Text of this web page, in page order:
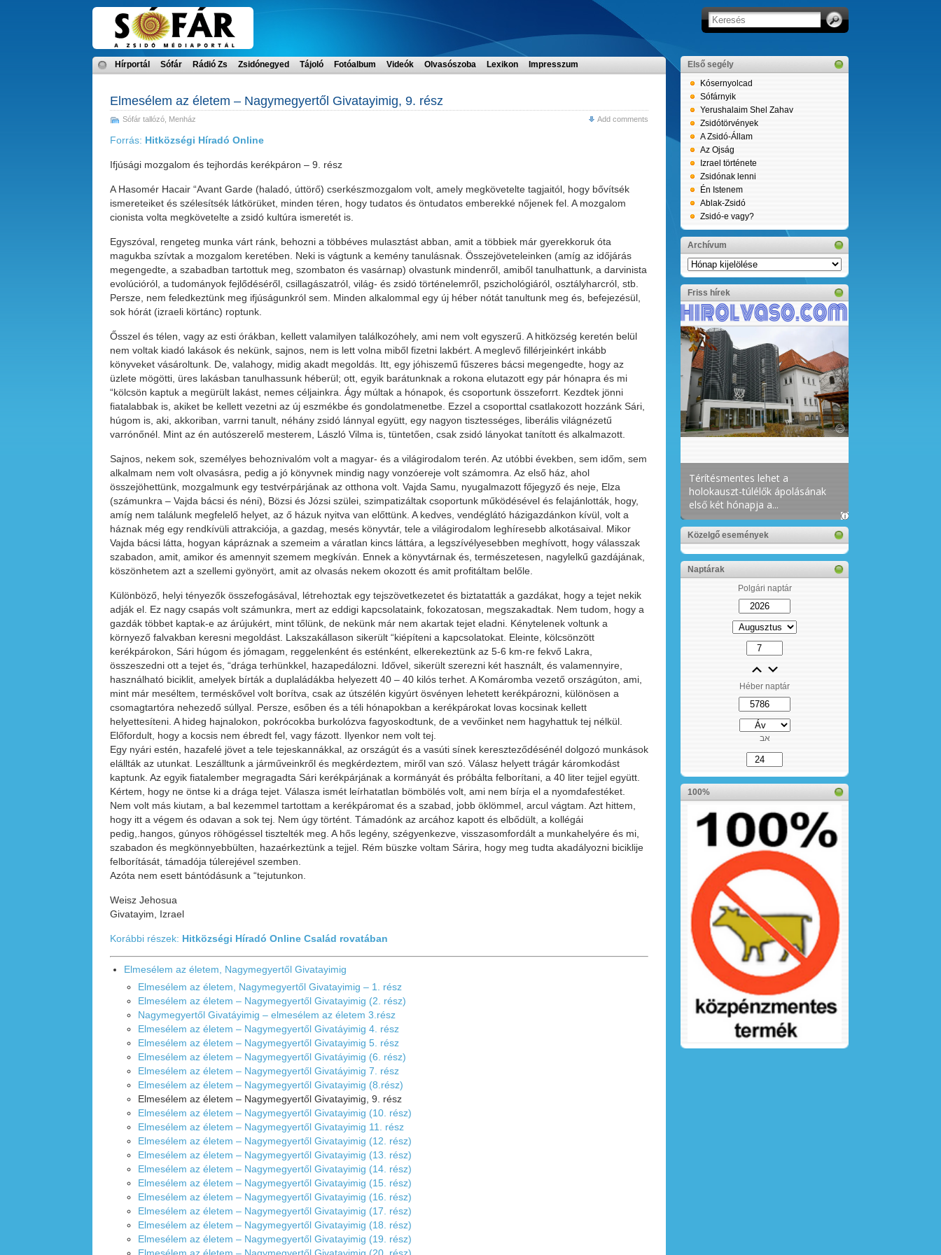
Hírportál Sófár Rádió Zs Zsidónegyed Tájoló Fotóalbum Videók Olvasószoba Lexikon Impresszum
Elmesélem az életem – Nagymegyertől Givatayimig, 9. rész
Sófár tallózó Menház Add comments
Forrás: Hitközségi Híradó Online
Ifjúsági mozgalom és tejhordás kerékpáron – 9. rész
A Hasomér Hacair “Avant Garde (haladó, úttörő) cserkészmozgalom volt, amely megkövetelte tagjaitól, hogy bővítsék
ismereteiket és szélesítsék látkörüket, minden téren, hogy tudatos és öntudatos emberekké nőjenek fel. A mozgalom
cionista volta megkövetelte a zsidó kultúra ismeretét is.
Egyszóval, rengeteg munka várt ránk, behozni a többéves mulasztást abban, amit a többiek már gyerekkoruk óta
magukba szívtak a mozgalom keretében. Neki is vágtunk a kemény tanulásnak. Összejöveteleinken (amíg az időjárás
megengedte, a szabadban tartottuk meg, szombaton és vasárnap) olvastunk mindenről, amiből tanulhattunk, a darvinista
evolúcióról, a tudományok fejlődéséről, csillagászatról, világ- és zsidó történelemről, pszichológiáról, osztályharcról, stb.
Persze, nem feledkeztünk meg ifjúságunkról sem. Minden alkalommal egy új héber nótát tanultunk meg és, befejezésül,
sok hórát (izraeli körtánc) roptunk.
Ősszel és télen, vagy az esti órákban, kellett valamilyen találkozóhely, ami nem volt egyszerű. A hitközség keretén belül
nem voltak kiadó lakások és nekünk, sajnos, nem is lett volna miből fizetni lakbért. A meglevő fillérjeinkért inkább
könyveket vásároltunk. De, valahogy, midig akadt megoldás. Itt, egy jóhiszemű fűszeres bácsi megengedte, hogy az
üzlete mögötti, üres lakásban tanulhassunk héberül; ott, egyik barátunknak a rokona elutazott egy pár hónapra és mi
“kölcsön kaptuk a megürült lakást, nemes céljainkra. Ágy múltak a hónapok, és csoportunk összeforrt. Kezdtek jönni
fiatalabbak is, akiket be kellett vezetni az új eszmékbe és gondolatmenetbe. Ezzel a csoporttal csatlakozott hozzánk Sári,
húgom is, aki, akkoriban, varrni tanult, néhány zsidó lánnyal együtt, egy nagyon tisztességes, liberális világnézetű
varrónőnél. Mint az én autószerelő mesterem, László Vilma is, tüntetően, csak zsidó lányokat tanított és alkalmazott.
Sajnos, nekem sok, személyes behoznivalóm volt a magyar- és a világirodalom terén. Az utóbbi években, sem időm, sem
alkalmam nem volt olvasásra, pedig a jó könyvnek mindig nagy vonzóereje volt számomra. Az első ház, ahol
összejöhettünk, mozgalmunk egy testvérpárjának az otthona volt. Vajda Samu, nyugalmazott főjegyző és neje, Elza
(számunkra – Vajda bácsi és néni), Bözsi és Józsi szülei, szimpatizáltak csoportunk működésével és felajánlották, hogy,
amíg nem találunk megfelelő helyet, az ő házuk nyitva van előttünk. A kedves, vendéglátó házigazdánkon kívül, volt a
háznak még egy rendkívüli attrakciója, a gazdag, mesés könyvtár, tele a világirodalom leghíresebb alkotásaival. Mikor
Vajda bácsi látta, hogyan kápráznak a szemeim a váratlan kincs láttára, a legszívélyesebben meghívott, hogy válasszak
szabadon, amit, amikor és amennyit szemem megkíván. Ennek a könyvtárnak és, természetesen, nagylelkű gazdájának,
köszönhetem azt a szellemi gyönyört, amit az olvasás nekem okozott és amit profitáltam belőle.
Különböző, helyi tényezők összefogásával, létrehoztak egy tejszövetkezetet és biztatatták a gazdákat, hogy a tejet nekik
adják el. Ez nagy csapás volt számunkra, mert az eddigi kapcsolataink, fokozatosan, megszakadtak. Nem tudom, hogy a
gazdák többet kaptak-e az árújukért, mint tőlünk, de nekünk már nem akartak tejet eladni. Kénytelenek voltunk a
környező falvakban keresni megoldást. Lakszakállason sikerült “kiépíteni a kapcsolatokat. Eleinte, kölcsönzött
kerékpárokon, Sári húgom és jómagam, reggelenként és esténként, elkerekeztünk az 5-6 km-re fekvő Lakra,
összeszedni ott a tejet és, “drága terhünkkel, hazapedálozni. Idővel, sikerült szerezni két használt, és valamennyire,
használható biciklit, amelyek bírták a duplaládákba helyezett 40 – 40 kilós terhet. A Komáromba vezető országúton, ami,
mint már meséltem, terméskővel volt borítva, csak az útszélén kigyúrt ösvényen lehetett kerékpározni, különösen a
csomagtartóra nehezedő súllyal. Persze, esőben és a téli hónapokban a kerékpárokat lovas kocsinak kellett
helyettesíteni. A hideg hajnalokon, pokrócokba burkolózva fagyoskodtunk, de a vevőinket nem hagyhattuk tej nélkül.
Előfordult, hogy a kocsis nem ébredt fel, vagy fázott. Ilyenkor nem volt tej.
Egy nyári estén, hazafelé jövet a tele tejeskannákkal, az országút és a vasúti sínek kereszteződésénél dolgozó munkások
elállták az utunkat. Leszálltunk a járműveinkről és megkérdeztem, miről van szó. Válasz helyett trágár káromkodást
kaptunk. Az egyik fiatalember megragadta Sári kerékpárjának a kormányát és próbálta felborítani, a 40 liter tejjel együtt.
Kértem, hogy ne öntse ki a drága tejet. Válasza ismét leírhatatlan bömbölés volt, ami nem bírja el a nyomdafestéket.
Nem volt más kiutam, a bal kezemmel tartottam a kerékpáromat és a szabad, jobb öklömmel, arcul vágtam. Azt hittem,
hogy itt a végem és odavan a sok tej. Nem úgy történt. Támadónk az arcához kapott és elbődült, a kollégái
pedig,.hangos, gúnyos röhögéssel tisztelték meg. A hős legény, szégyenkezve, visszasomfordált a munkahelyére és mi,
szabadon és megkönnyebbülten, hazaérkeztünk a tejjel. Rém büszke voltam Sárira, hogy meg tudta akadályozni biciklije
felborítását, támadója túlerejével szemben.
Azóta nem esett bántódásunk a “tejutunkon.
Weisz Jehosua
Givatayim, Izrael
Korábbi részek: Hitközségi Híradó Online Család rovatában
Elmesélem az életem, Nagymegyertől Givatayimig
Elmesélem az életem, Nagymegyertől Givatayimig – 1. rész
Elmesélem az életem – Nagymegyertől Givatayimig (2. rész)
Nagymegyertől Givatáyimig – elmesélem az életem 3.rész
Elmesélem az életem – Nagymegyertől Givatáyimig 4. rész
Elmesélem az életem – Nagymegyertől Givatayimig 5. rész
Elmesélem az életem – Nagymegyertől Givatáyimig (6. rész)
Elmesélem az életem – Nagymegyertől Givatáyimig 7. rész
Elmesélem az életem – Nagymegyertől Givatayimig (8.rész)
Elmesélem az életem – Nagymegyertől Givatayimig, 9. rész
Elmesélem az életem – Nagymegyertől Givatayimig (10. rész)
Elmesélem az életem – Nagymegyertől Givatayimig 11. rész
Elmesélem az életem – Nagymegyertől Givatayimig (12. rész)
Elmesélem az életem – Nagymegyertől Givatayimig (13. rész)
Elmesélem az életem – Nagymegyertől Givatayimig (14. rész)
Elmesélem az életem – Nagymegyertől Givatayimig (15. rész)
Elmesélem az életem – Nagymegyertől Givatayimig (16. rész)
Elmesélem az életem – Nagymegyertől Givatayimig (17. rész)
Elmesélem az életem – Nagymegyertől Givatayimig (18. rész)
Elmesélem az életem – Nagymegyertől Givatayimig (19. rész)
Első segély
Kósernyolcad
Sófárnyik
Yerushalaim Shel Zahav
Zsidótörvények
A Zsidó-Állam
Az Ojság
Izrael története
Zsidónak lenni
Én Istenem
Ablak-Zsidó
Zsidó-e vagy?
Archívum
Archívum
Friss hírek
Közelgő események
Naptárak
Polgári naptár
Héber naptár
אב
100%